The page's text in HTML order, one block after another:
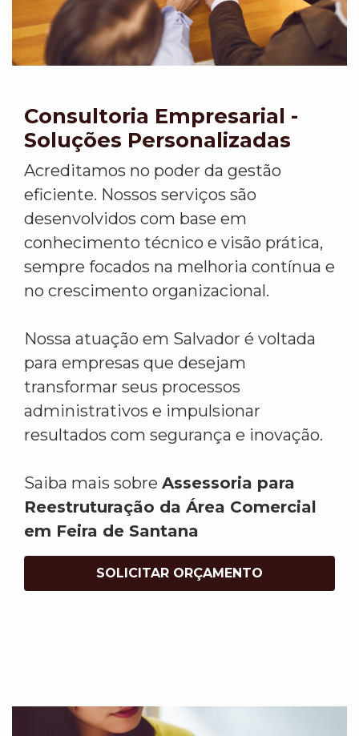
Consultoria Empresarial -
Soluções Personalizadas
Acreditamos no poder da gestão
eficiente. Nossos serviços são
desenvolvidos com base em
conhecimento técnico e visão prática,
sempre focados na melhoria contínua e
no crescimento organizacional.
Nossa atuação em Salvador é voltada
para empresas que desejam
transformar seus processos
administrativos e impulsionar
resultados com segurança e inovação.
Saiba mais sobre Assessoria para
Reestruturação da Área Comercial
em Feira de Santana
SOLICITAR ORÇAMENTO